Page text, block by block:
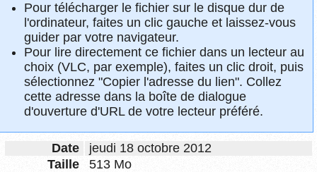
Pour télécharger le fichier sur le disque dur de
l'ordinateur, faites un clic gauche et laissez-vous
guider par votre navigateur.
Pour lire directement ce fichier dans un lecteur au
choix (VLC, par exemple), faites un clic droit, puis
sélectionnez "Copier l'adresse du lien". Collez
cette adresse dans la boîte de dialogue
d'ouverture d'URL de votre lecteur préféré.
Date
jeudi 18 octobre 2012
Taille
513 Mo